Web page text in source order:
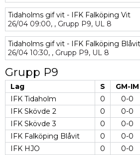
Tidaholms gif vit - IFK Falköping Vit
26/04 09:00, , Grupp P9, UL 8
Tidaholms gif vit - IFK Falköping Blåvit
26/04 10:30, , Grupp P9, UL 8
Grupp P9
Lag S GM-IM
IFK Tidaholm
0 0-0
IFK Skövde 2
0 0-0
IFK Skövde 3
0 0-0
IFK Falköping Blåvit
0 0-0
IFK HJO
0 0-0